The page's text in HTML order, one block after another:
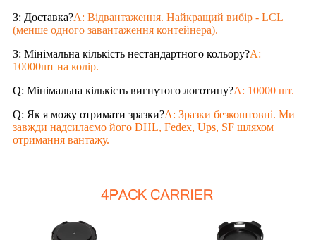
З: Доставка?A: Відвантаження. Найкращий вибір - LCL
(менше одного завантаження контейнера).
З: Мінімальна кількість нестандартного кольору?A:
10000шт на колір.
Q: Мінімальна кількість вигнутого логотипу?A: 10000 шт.
Q: Як я можу отримати зразки?A: Зразки безкоштовні. Ми
завжди надсилаємо його DHL, Fedex, Ups, SF шляхом
отримання вантажу.